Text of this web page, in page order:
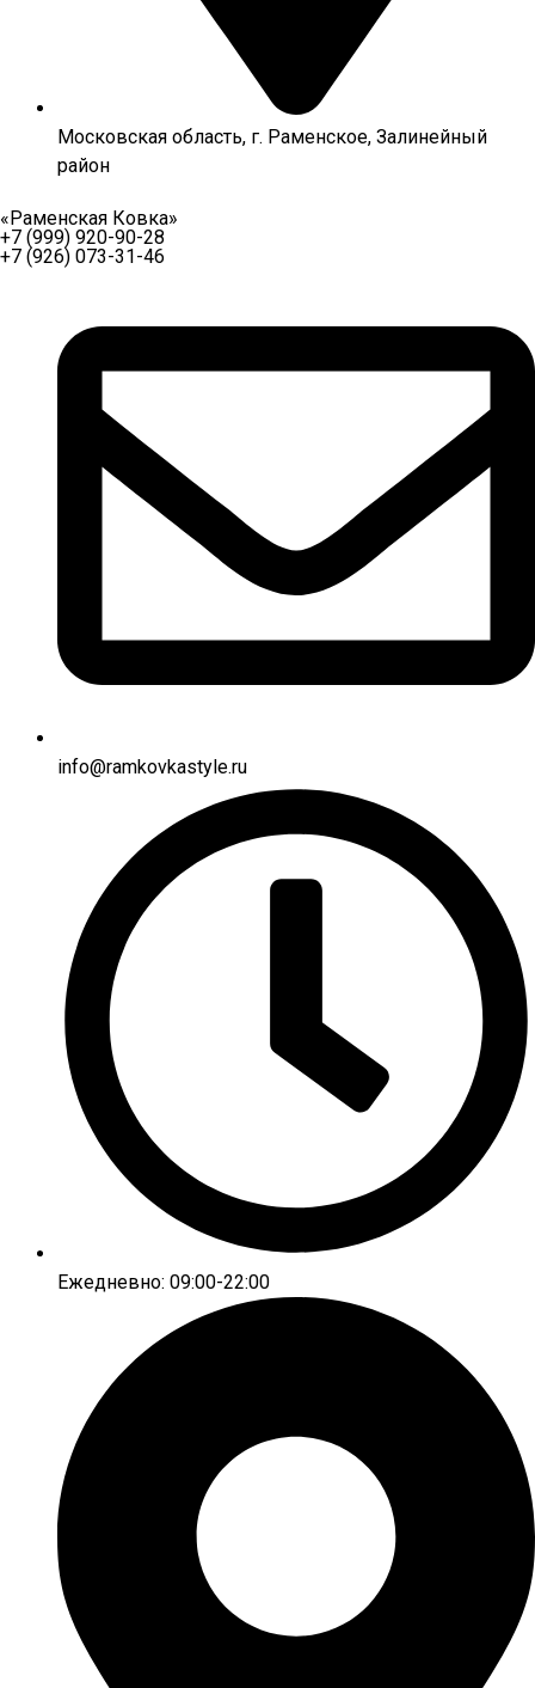
Московская область, г. Раменское, Залинейный
район
«Раменская Ковка»
+7 (999) 920-90-28
+7 (926) 073-31-46
info@ramkovkastyle.ru
Ежедневно: 09:00-22:00